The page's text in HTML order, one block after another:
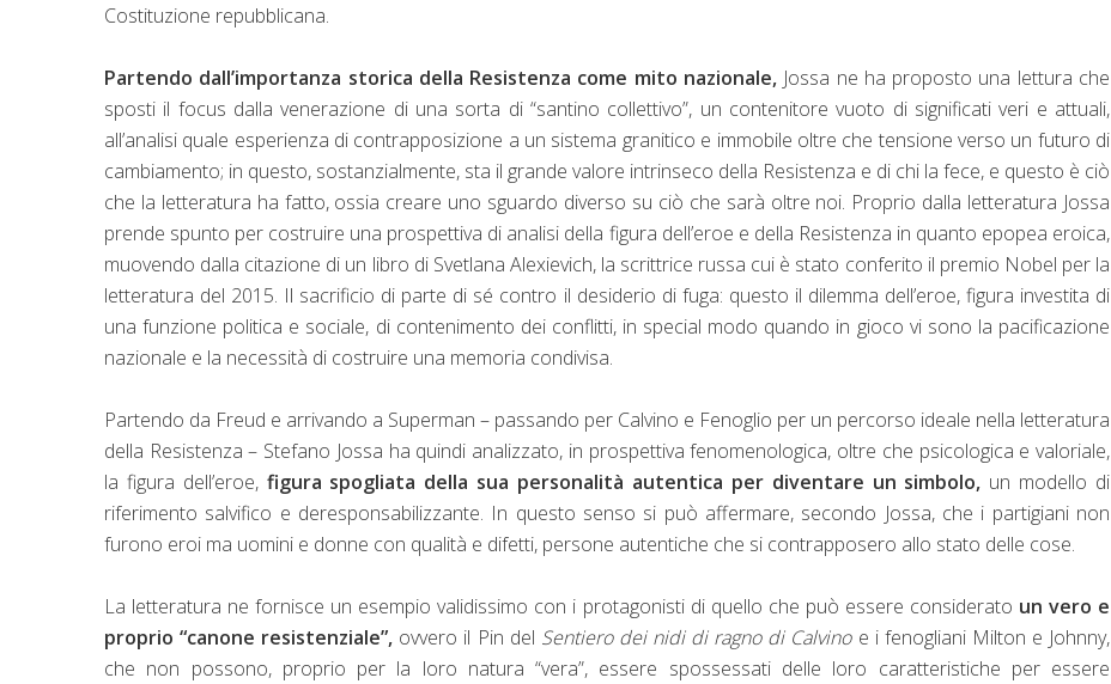
Costituzione repubblicana.
Partendo dall’importanza storica della Resistenza come mito nazionale, Jossa ne ha proposto una lettura che
sposti il focus dalla venerazione di una sorta di “santino collettivo”, un contenitore vuoto di significati veri e attuali,
all’analisi quale esperienza di contrapposizione a un sistema granitico e immobile oltre che tensione verso un futuro di
cambiamento; in questo, sostanzialmente, sta il grande valore intrinseco della Resistenza e di chi la fece, e questo è ciò
che la letteratura ha fatto, ossia creare uno sguardo diverso su ciò che sarà oltre noi. Proprio dalla letteratura Jossa
prende spunto per costruire una prospettiva di analisi della figura dell’eroe e della Resistenza in quanto epopea eroica,
muovendo dalla citazione di un libro di Svetlana Alexievich, la scrittrice russa cui è stato conferito il premio Nobel per la
letteratura del 2015. Il sacrificio di parte di sé contro il desiderio di fuga: questo il dilemma dell’eroe, figura investita di
una funzione politica e sociale, di contenimento dei conflitti, in special modo quando in gioco vi sono la pacificazione
nazionale e la necessità di costruire una memoria condivisa.
Partendo da Freud e arrivando a Superman – passando per Calvino e Fenoglio per un percorso ideale nella letteratura
della Resistenza – Stefano Jossa ha quindi analizzato, in prospettiva fenomenologica, oltre che psicologica e valoriale,
la figura dell’eroe, figura spogliata della sua personalità autentica per diventare un simbolo, un modello di
riferimento salvifico e deresponsabilizzante. In questo senso si può affermare, secondo Jossa, che i partigiani non
furono eroi ma uomini e donne con qualità e difetti, persone autentiche che si contrapposero allo stato delle cose.
La letteratura ne fornisce un esempio validissimo con i protagonisti di quello che può essere considerato un vero e
proprio “canone resistenziale”, ovvero il Pin del Sentiero dei nidi di ragno di Calvinoe i fenogliani Milton e Johnny,
che non possono, proprio per la loro natura “vera”, essere spossessati delle loro caratteristiche per essere